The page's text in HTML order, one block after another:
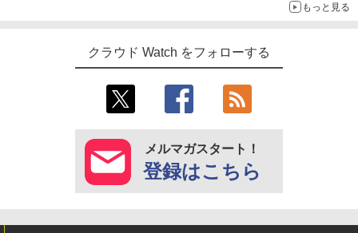
もっと見る
クラウド Watch をフォローする
メルマガスタート！
登録はこちら